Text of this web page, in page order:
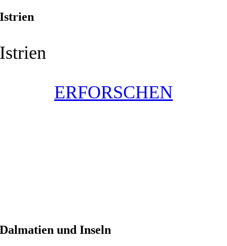
Istrien
Istrien
ERFORSCHEN
Dalmatien und Inseln